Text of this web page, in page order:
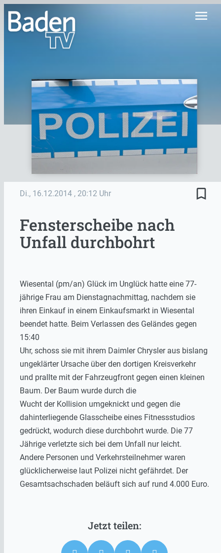
menu
Di., 16.12.2014 , 20:12 Uhr bookmark_border
Fensterscheibe nach
Unfall durchbohrt
Wiesental (pm/an) Glück im Unglück hatte eine 77-
jährige Frau am Dienstagnachmittag, nachdem sie
ihren Einkauf in einem Einkaufsmarkt in Wiesental
beendet hatte. Beim Verlassen des Geländes gegen
15:40
Uhr, schoss sie mit ihrem Daimler Chrysler aus bislang
ungeklärter Ursache über den dortigen Kreisverkehr
und prallte mit der Fahrzeugfront gegen einen kleinen
Baum. Der Baum wurde durch die
Wucht der Kollision umgeknickt und gegen die
dahinterliegende Glasscheibe eines Fitnessstudios
gedrückt, wodurch diese durchbohrt wurde. Die 77
Jährige verletzte sich bei dem Unfall nur leicht.
Andere Personen und Verkehrsteilnehmer waren
glücklicherweise laut Polizei nicht gefährdet. Der
Gesamtsachschaden beläuft sich auf rund 4.000 Euro.